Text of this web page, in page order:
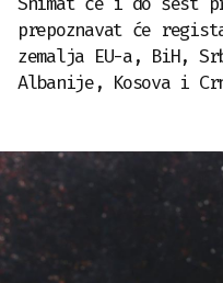
prepoznavat će
zemalja EU-a, BiH,
Albanije, Kosova i